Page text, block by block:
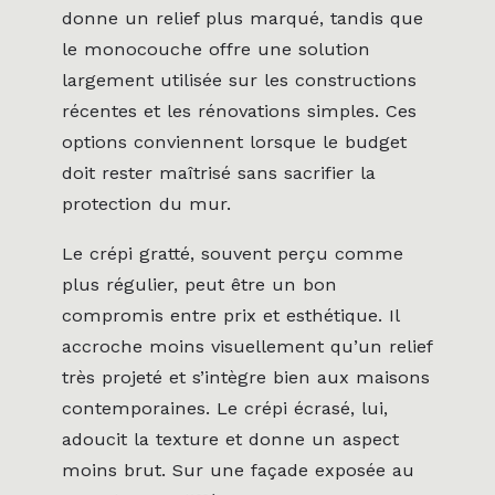
donne un relief plus marqué, tandis que
le monocouche offre une solution
largement utilisée sur les constructions
récentes et les rénovations simples. Ces
options conviennent lorsque le budget
doit rester maîtrisé sans sacrifier la
protection du mur.
Le crépi gratté, souvent perçu comme
plus régulier, peut être un bon
compromis entre prix et esthétique. Il
accroche moins visuellement qu’un relief
très projeté et s’intègre bien aux maisons
contemporaines. Le crépi écrasé, lui,
adoucit la texture et donne un aspect
moins brut. Sur une façade exposée au